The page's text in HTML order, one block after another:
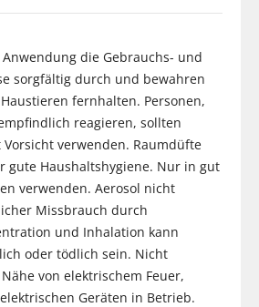
die Gebrauchs- und
sorgfältig durch und bewahren
fernhalten. Personen,
reagieren, sollten
verwenden. Raumdüfte
gute Haushaltshygiene. Nur in gut
verwenden. Aerosol nicht
Missbrauch durch
und Inhalation kann
oder tödlich sein. Nicht
von elektrischem Feuer,
Geräten in Betrieb.